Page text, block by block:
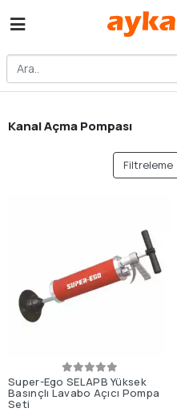
Kanal Açma Pompası
Filtreleme
Super-Ego SELAPB Yüksek
Basınçlı Lavabo Açıcı Pompa
Seti